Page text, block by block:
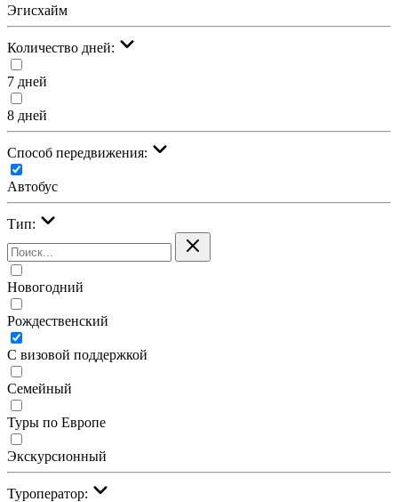
Эгисхайм
Количество дней:
7 дней
8 дней
Cпособ передвижения:
Автобус
Тип:
Новогодний
Рождественский
С визовой поддержкой
Семейный
Туры по Европе
Экскурсионный
Туроператор: